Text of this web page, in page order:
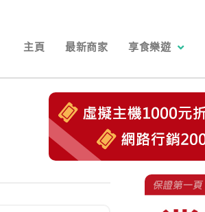
主頁 最新商家 享食樂遊